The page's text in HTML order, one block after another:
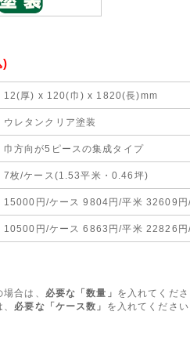
)
12(厚) x 120(巾) x 1820(長)mm
ウレタンクリア塗装
巾方向が5ピースの集成タイプ
7枚/ケース(1.53平米・0.46坪)
15000円/ケース 9804円/平米 32609円
10500円/ケース 6863円/平米 22826円
合は、 必要な「数量」 を入れてくださ
必要な「ケース数」 を入れてください